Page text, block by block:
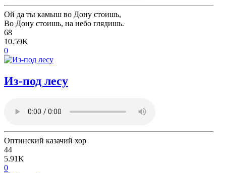
Ой да ты камыш во Дону стоишь,
Во Дону стоишь, на небо глядишь.
68
10.59K
0
Из-под лесу
Оптинский казачий хор
44
5.91K
0